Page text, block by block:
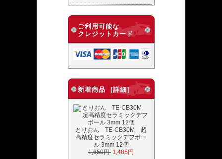
ご利用可能な
クレジットカード
新着商品 [詳細]
とりおん TE-CB30M 超
高精度セラミックデフボー
ル 3mm 12個
1,650円 1,485円